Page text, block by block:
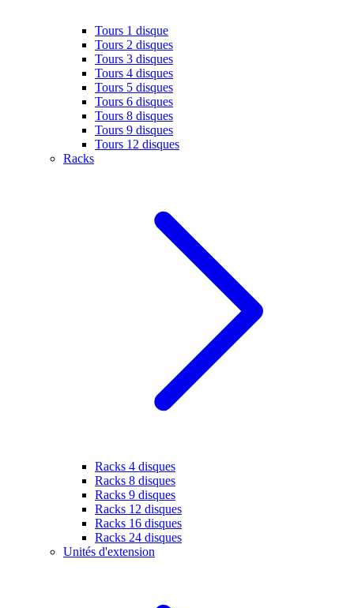
Tours 1 disque
Tours 2 disques
Tours 3 disques
Tours 4 disques
Tours 5 disques
Tours 6 disques
Tours 8 disques
Tours 9 disques
Tours 12 disques
Racks
Racks 4 disques
Racks 8 disques
Racks 9 disques
Racks 12 disques
Racks 16 disques
Racks 24 disques
Unités d'extension